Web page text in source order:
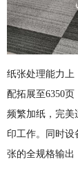
纸张处理能力上
配拓展至6350
频繁加纸，完美
印工作。同时
张的全规格输出